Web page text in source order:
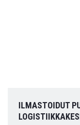
ILMASTOIDUT